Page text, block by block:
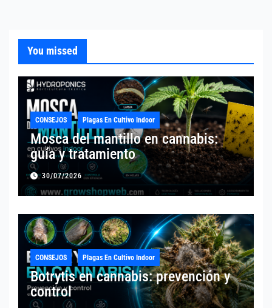
You missed
CONSEJOS Plagas En Cultivo Indoor
Mosca del mantillo en cannabis:
guía y tratamiento
30/07/2026
CONSEJOS Plagas En Cultivo Indoor
Botrytis en cannabis: prevención y
control